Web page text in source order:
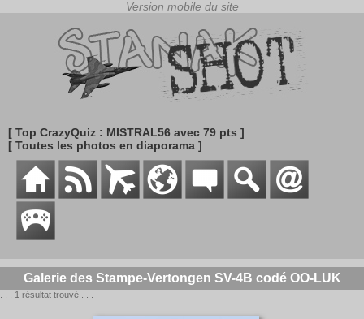
[ Top CrazyQuiz : MISTRAL56 avec 79 pts ]
[ Toutes les photos en diaporama ]
Galerie des Stampe-Vertongen SV-4B codé OO-LUK
. . . 1 résultat trouvé . . .